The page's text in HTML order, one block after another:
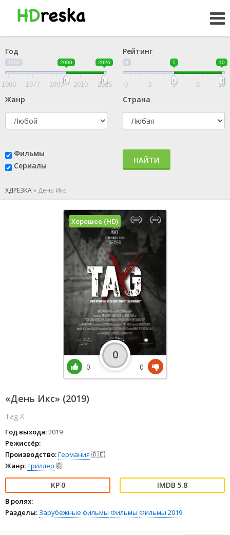
Год
1960 2000 2026
1960 1977 1993 2010 2026
Рейтинг
0 5 10
0 3 5 8 10
Жанр Страна
Фильмы
Сериалы
НАЙТИ
ХДРЕЗКА» День Икс
«День Икс» (2019)
Tag X
Год выхода:2019
Режиссёр:
Производство:Германия 🇩🇪
Жанр:триллер 🤯
0 5.8
В ролях:
Разделы: Зарубежные фильмы Фильмы Фильмы 2019
Хорошее (HD)
0
0
0